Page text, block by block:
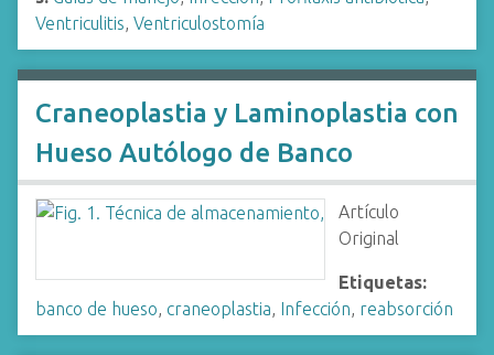
Ventriculitis, Ventriculostomía
Craneoplastia y Laminoplastia con
Hueso Autólogo de Banco
Artículo
Original
Etiquetas:
banco de hueso, craneoplastia, Infección, reabsorción